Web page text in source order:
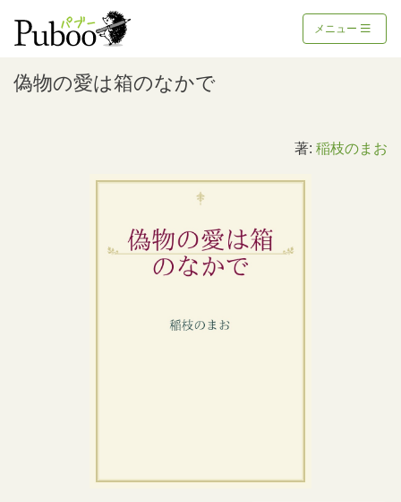
メニュー
偽物の愛は箱のなかで
著: 稲枝のまお